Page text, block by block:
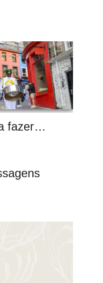
fazer…